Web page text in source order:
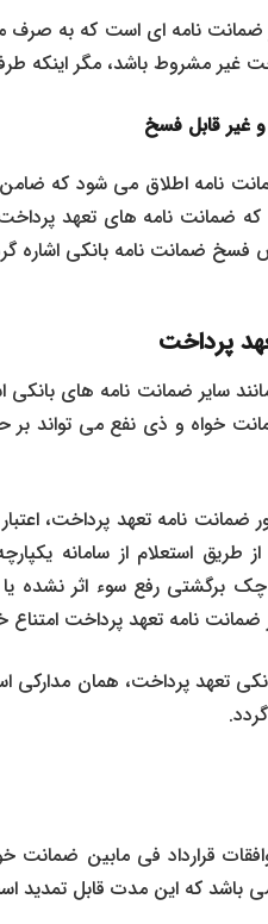
نامه ای است که به صرف
غیر مشروط باشد، مگر اینکه
غیر قابل فسخ
نامه اطلاق می شود که
ضمانت نامه های تعهد پرداخت
ضمانت نامه بانکی اشاره
پرداخت
سایر ضمانت نامه های
خواه و ذی نفع می تواند بر
ضمانت نامه تعهد پرداخت،
استعلام از سامانه
برگشتی رفع سوء اثر نشده یا
نامه تعهد پرداخت امتناع
تعهد پرداخت، همان مدارکی
قرارداد فی مابین ضمانت
باشد که این مدت قابل تمدید